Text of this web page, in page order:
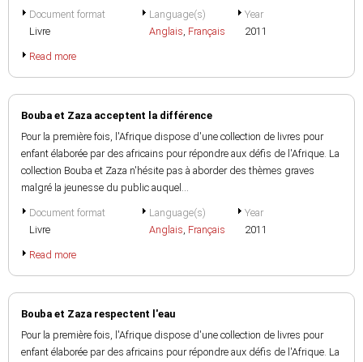
Document format
Livre
Language(s)
Anglais, Français
Year
2011
Read more
Bouba et Zaza acceptent la différence
Pour la première fois, l'Afrique dispose d'une collection de livres pour
enfant élaborée par des africains pour répondre aux défis de l'Afrique. La
collection Bouba et Zaza n'hésite pas à aborder des thèmes graves
malgré la jeunesse du public auquel...
Document format
Livre
Language(s)
Anglais, Français
Year
2011
Read more
Bouba et Zaza respectent l'eau
Pour la première fois, l'Afrique dispose d'une collection de livres pour
enfant élaborée par des africains pour répondre aux défis de l'Afrique. La